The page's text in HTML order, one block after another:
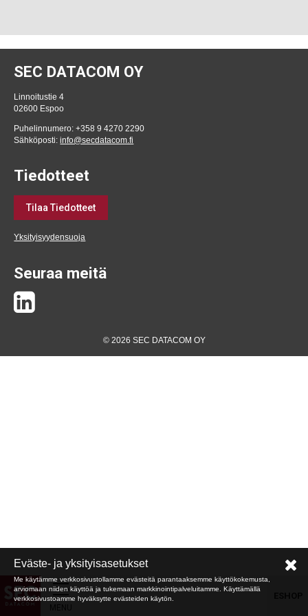
SEC DATACOM OY
Linnoitustie 4
02600 Espoo
Puhelinnumero: +358 9 4270 2290
Sähköposti:info@secdatacom.fi
Tiedotteet
Tilaa Tiedotteet
Yksityisyydensuoja
Seuraa meitä
© 2026 SEC DATACOM OY
Eväste- ja yksityisasetukset
Me käytämme verkkosivustollamme evästeitä parantaaksemme käyttökokemusta,
arviomaan niiden käyttöä ja tukemaan markkinointipalveluitamme. Käyttämällä
verkkosivustoamme hyväksytte evästeiden käytön.